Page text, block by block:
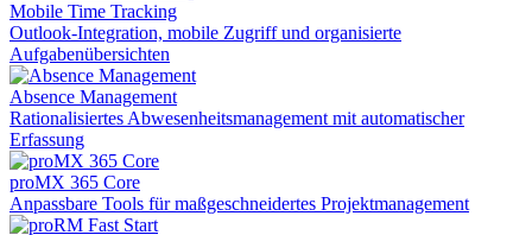
Mobile Time Tracking
Outlook-Integration, mobile Zugriff und organisierte
Aufgabenübersichten
Absence Management
Rationalisiertes Abwesenheitsmanagement mit automatischer
Erfassung
proMX 365 Core
Anpassbare Tools für maßgeschneidertes Projektmanagement